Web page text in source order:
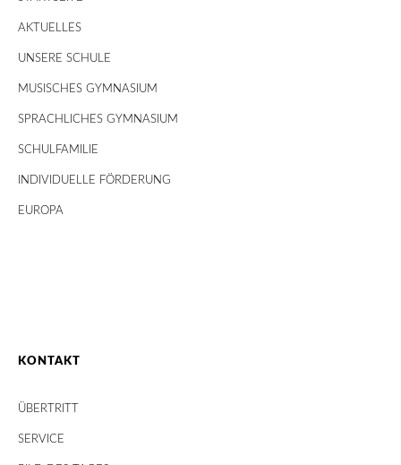
AKTUELLES
UNSERE SCHULE
MUSISCHES GYMNASIUM
SPRACHLICHES GYMNASIUM
SCHULFAMILIE
INDIVIDUELLE FÖRDERUNG
EUROPA
KONTAKT
ÜBERTRITT
SERVICE